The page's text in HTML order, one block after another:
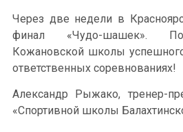
Через две недели в
финал «Чудо-шашек».
Кожановской школы
ответственных соревнованиях!
Александр Рыжако, тренер-
«Спортивной школы